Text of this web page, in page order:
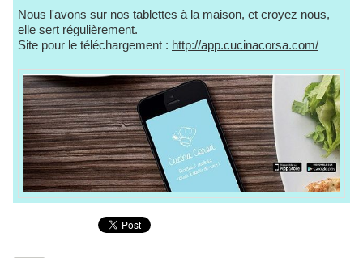
Nous l'avons sur nos tablettes à la maison, et croyez nous,
elle sert régulièrement.
Site pour le téléchargement : http://app.cucinacorsa.com/